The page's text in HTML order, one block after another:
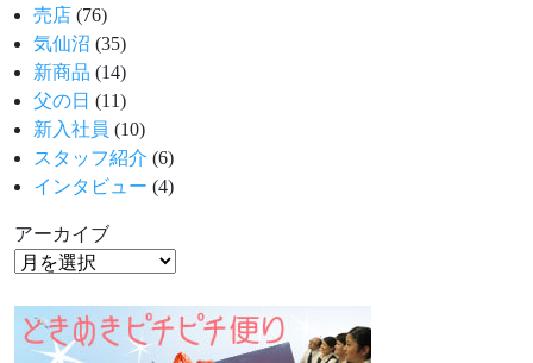
売店 (76)
気仙沼 (35)
新商品 (14)
父の日 (11)
新入社員 (10)
スタッフ紹介 (6)
インタビュー (4)
アーカイブ